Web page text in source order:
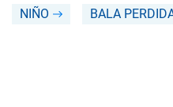
NIÑO BALA